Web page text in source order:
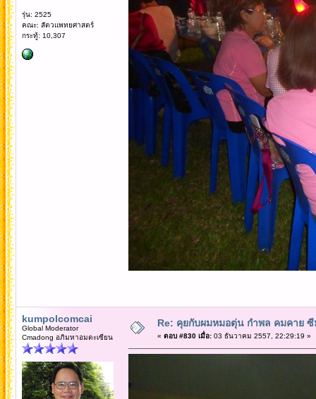
รุ่น: 2525
คณะ: สัตวแพทยศาสตร์
กระทู้: 10,307
kumpolcomcai
Global Moderator
Cmadong อภิมหาอมตะเซียน
Re: คุยกับผมหมอตุ่น กำพล คมคาย
« ตอบ #830 เมื่อ:03 ธันวาคม 2557, 22:29:19 »